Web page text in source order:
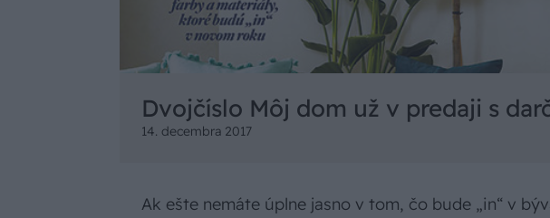
Dvojčíslo Môj dom už v predaji s
14. decembra 2017
Ak ešte nemáte úplne jasno v tom, čo bude „in“ v